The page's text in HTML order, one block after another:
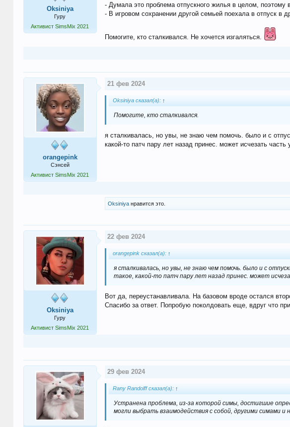
Oksiniya
Гуру
Активист SimsMix 2021
- Думала это проблема отпускного жилья в целом,
- В игровом сохранении другой семьей поехала в отпуск в
Помогите, кто сталкивался. Не хочется изгаляться.
orangepink
Сэнсей
Активист SimsMix 2021
21 фев 2024
Oksiniya сказал(а): ↑
Помогите, кто сталкивался.
я сталкивалась, но увы, не знаю чем помочь. было и с
какой-то патч пару лет назад принес. может исчезать
Oksiniyaнравится это.
Oksiniya
Гуру
Активист SimsMix 2021
22 фев 2024
orangepink сказал(а): ↑
я сталкивалась, но увы, не знаю чем помочь. было и с
такое, какой-то патч пару лет назад принес. может
Вот да, переустанавливала. На базовом вроде остался
Спасибо за ответ. Попробую поколдовать еще, вдруг что
29 фев 2024
Rany Randolff сказал(а): ↑
Устранена проблема, из-за которой симы, достигшие
могли выбрать взаимодействия с собой, другими симами